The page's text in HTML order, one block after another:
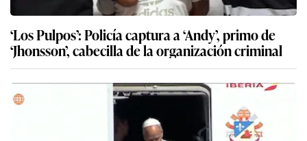
‘Los Pulpos’: Policía captura a ‘Andy’, primo de
‘Jhonsson’, cabecilla de la organización criminal